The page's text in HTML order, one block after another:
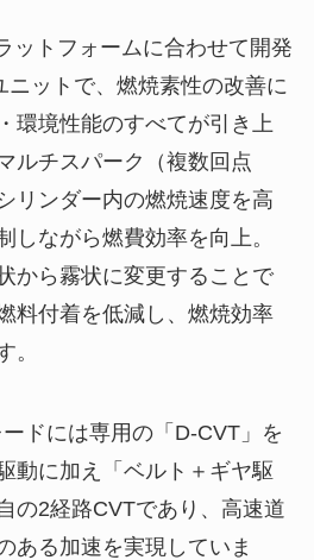
ットフォームに合わせて開発
ニットで、燃焼素性の改善に
環境性能のすべてが引き上
ルチスパーク（複数回点
リンダー内の燃焼速度を高
しながら燃費効率を向上。
から霧状に変更することで
料付着を低減し、燃焼効率
。
ドには専用の「D-CVT」を
動に加え「ベルト＋ギヤ駆
の2経路CVTであり、高速道
ある加速を実現していま